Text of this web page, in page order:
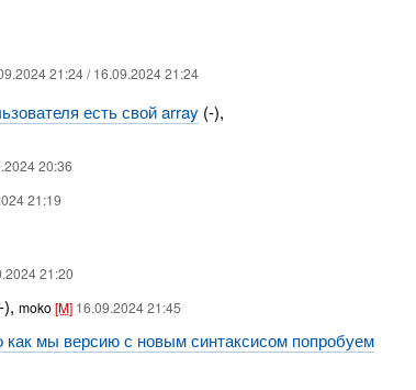
21:24 / 16.09.2024 21:24
есть свой array (-),
20:36
21:19
21:20
),moko[M] 16.09.2024 21:45
мы версию с новым синтаксисом попробуем